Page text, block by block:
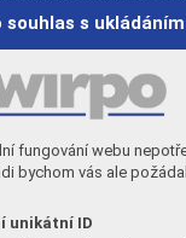
souhlas s
fungování webu
bychom vás ale
unikátní ID
transmission housings, gear
sition, wt.%
400-450 MPa